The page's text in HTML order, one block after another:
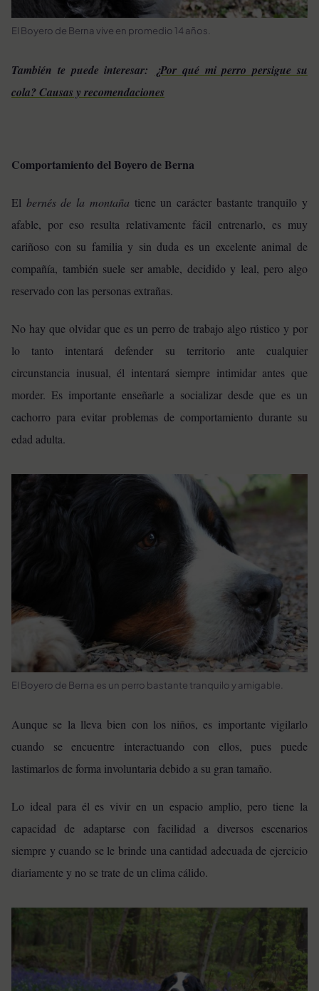
El Boyero de Berna vive en promedio 14 años.
También te puede interesar: ¿Por qué mi perro persigue su
cola? Causas y recomendaciones
Comportamiento del Boyero de Berna
El bernés de la montaña tiene un carácter bastante tranquilo y
afable, por eso resulta relativamente fácil entrenarlo, es muy
cariñoso con su familia y sin duda es un excelente animal de
compañía, también suele ser amable, decidido y leal, pero algo
reservado con las personas extrañas.
No hay que olvidar que es un perro de trabajo algo rústico y por
lo tanto intentará defender su territorio ante cualquier
circunstancia inusual, él intentará siempre intimidar antes que
morder. Es importante enseñarle a socializar desde que es un
cachorro para evitar problemas de comportamiento durante su
edad adulta.
El Boyero de Berna es un perro bastante tranquilo y amigable.
Aunque se la lleva bien con los niños, es importante vigilarlo
cuando se encuentre interactuando con ellos, pues puede
lastimarlos de forma involuntaria debido a su gran tamaño.
Lo ideal para él es vivir en un espacio amplio, pero tiene la
capacidad de adaptarse con facilidad a diversos escenarios
siempre y cuando se le brinde una cantidad adecuada de ejercicio
diariamente y no se trate de un clima cálido.